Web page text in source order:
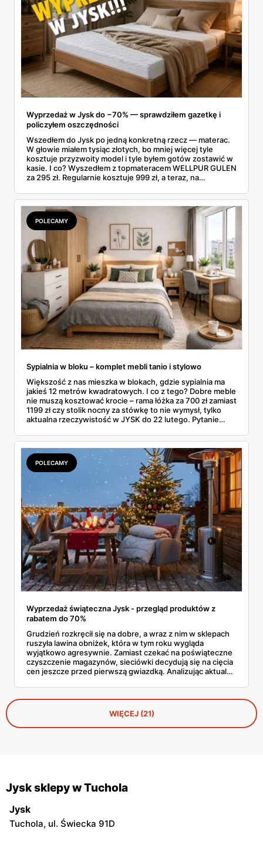
Wyprzedaż w Jysk do −70% — sprawdziłem gazetkę i
policzyłem oszczędności
Wszedłem do Jysk po jedną konkretną rzecz — materac.
W głowie miałem tysiąc złotych, bo mniej więcej tyle
kosztuje przyzwoity model i tyle byłem gotów zostawić w
kasie. I co? Wyszedłem z topmateracem WELLPUR GULEN
za 295 zł. Regularnie kosztuje 999 zł, a teraz, na
zrobiłem jeszcze na parkingu: w kieszeni zostało mi jakieś
700 zł.
POLECAMY
Sypialnia w bloku – komplet mebli tanio i stylowo
Większość z nas mieszka w blokach, gdzie sypialnia ma
jakieś 12 metrów kwadratowych. I co z tego? Dobre meble
nie muszą kosztować krocie – rama łóżka za 700 zł zamiast
1199 zł czy stolik nocny za stówkę to nie wymysł, tylko
aktualna rzeczywistość w JYSK do 22 lutego. Pytanie
sklecony namiot? W blokowej sypialni liczy się każdy
centymetr, każda złotówka i każdy pomysł na sprytne
rozwiązanie.
POLECAMY
Wyprzedaż świąteczna Jysk - przegląd produktów z
rabatem do 70%
Grudzień rozkręcił się na dobre, a wraz z nim w sklepach
ruszyła lawina obniżek, która w tym roku wygląda
wyjątkowo agresywnie. Zamiast czekać na poświąteczne
czyszczenie magazynów, sieciówki decydują się na cięcia
cen jeszcze przed pierwszą gwiazdką. Analizując aktualne
oferując produkty z rabatami sięgającymi głębokich
kilkudziesięciu procent. To doskonały moment, by
uzupełnić braki w dekoracjach lub wymienić wysłużony
materac, nie rujnując przy tym domowego budżetu tuż
przed wizytą gości.
WIĘCEJ (21)
Jysk sklepy w Tuchola
Jysk
Tuchola, ul. Świecka 91D